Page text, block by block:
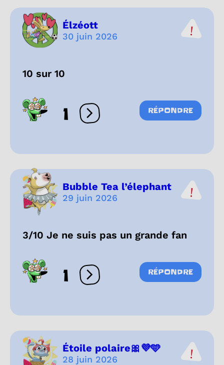
Élzéott
30 juin 2026
10 sur 10
1 Ouvrir les réactions
RÉPONDRE
Bubble Tea l’élephant
29 juin 2026
3/10 Je ne suis pas un grande fan
1 Ouvrir les réactions
RÉPONDRE
Étoile polaire🎀💜🩵
28 juin 2026